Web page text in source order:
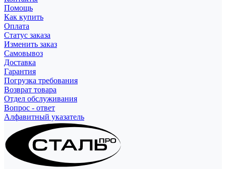
Помощь
Как купить
Оплата
Статус заказа
Изменить заказ
Самовывоз
Доставка
Гарантия
Погрузка требования
Возврат товара
Отдел обслуживания
Вопрос - ответ
Алфавитный указатель